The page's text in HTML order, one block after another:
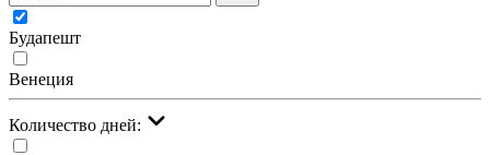
Будапешт
Венеция
Количество дней: